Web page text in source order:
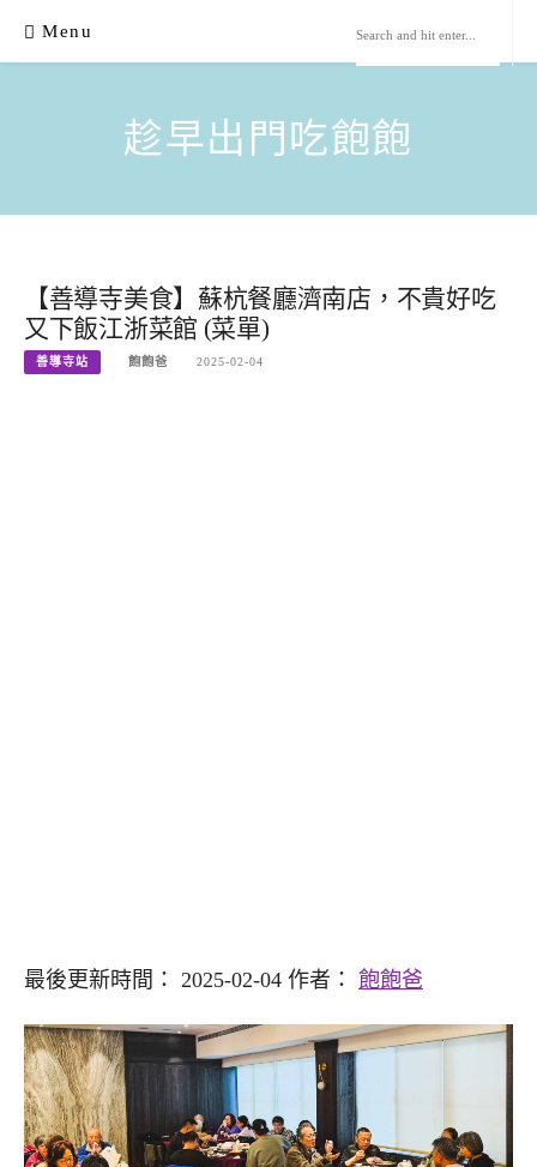
content
Menu
趁早出門吃飽飽
【善導寺美食】蘇杭餐廳濟南店，不貴好吃
又下飯江浙菜館 (菜單)
善導寺站 飽飽爸 2025-02-04
最後更新時間： 2025-02-04 作者： 飽飽爸